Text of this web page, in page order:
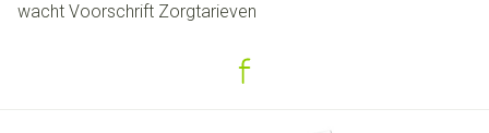
wacht Voorschrift Zorgtarieven